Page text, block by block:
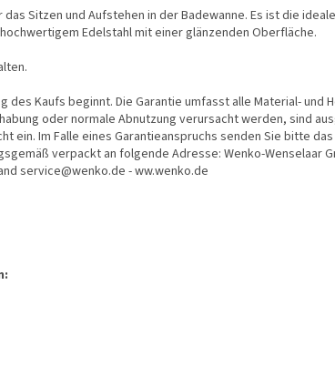
Sitzen und Aufstehen in der Badewanne. Es ist die
Edelstahl mit einer glänzenden Oberfläche.
Kaufs beginnt. Die Garantie umfasst alle Material- und
oder normale Abnutzung verursacht werden, sind
ein. Im Falle eines Garantieanspruchs senden Sie bitte
verpackt an folgende Adresse: Wenko-Wenselaar
service@wenko.de - ww.wenko.de